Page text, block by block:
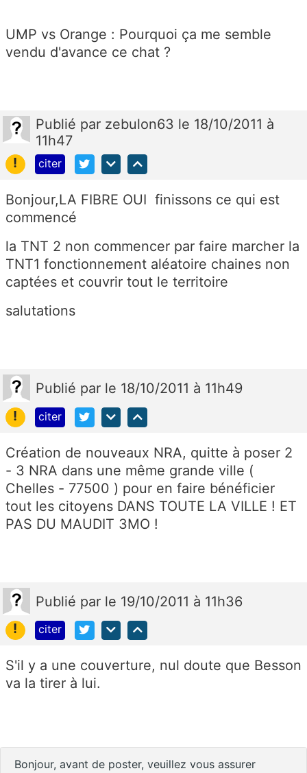
UMP vs Orange : Pourquoi ça me semble
vendu d'avance ce chat ?
Publié par zebulon63 le 18/10/2011 à
11h47
!
citer
Bonjour,LA FIBRE OUI finissons ce qui est
commencé
la TNT 2 non commencer par faire marcher la
TNT1 fonctionnement aléatoire chaines non
captées et couvrir tout le territoire
salutations
Publié par le 18/10/2011 à 11h49
!
citer
Création de nouveaux NRA, quitte à poser 2
- 3 NRA dans une même grande ville (
Chelles - 77500 ) pour en faire bénéficier
tout les citoyens DANS TOUTE LA VILLE ! ET
PAS DU MAUDIT 3MO !
Publié par le 19/10/2011 à 11h36
!
citer
S'il y a une couverture, nul doute que Besson
va la tirer à lui.
Bonjour, avant de poster, veuillez vous assurer